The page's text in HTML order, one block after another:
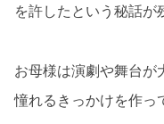
を許したという秘話が
お母様は演劇や舞台が
憧れるきっかけを作っ